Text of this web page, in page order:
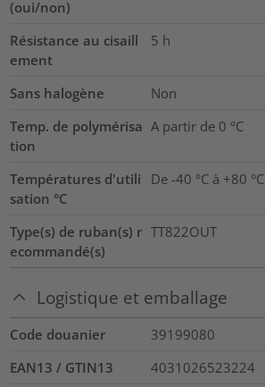
(oui/non)
Résistance au cisaill
ement
5 h
Sans halogène
Non
Temp. de polymérisa
tion
A partir de 0 °C
Températures d'utili
sation °C
De -40 °C à +80 °C
Type(s) de ruban(s) r
ecommandé(s)
TT822OUT
Logistique et emballage
Code douanier
39199080
EAN13 / GTIN13
4031026523224